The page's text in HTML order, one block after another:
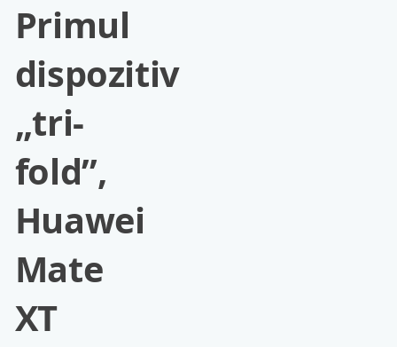
Primul
dispozitiv
„tri-
fold”,
Huawei
Mate
XT